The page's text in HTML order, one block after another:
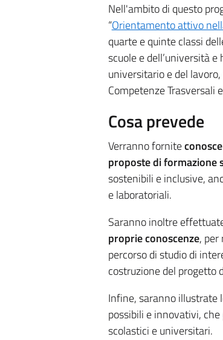
Nell'ambito di questo
“Orientamento attivo
quarte e quinte classi
scuole e dell’università
universitario e del
Competenze Trasversali
Cosa prevede
Verranno fornite
proposte di formazione
sostenibili e inclusive,
e laboratoriali.
Saranno inoltre
proprie conoscenze, per
percorso di studio di
costruzione del progetto
Infine, saranno illustrate
possibili e innovativi,
scolastici e universitari.